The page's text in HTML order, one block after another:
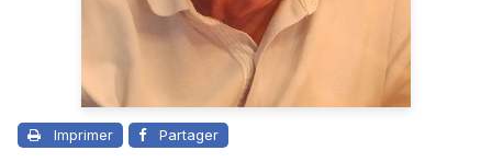
Imprimer Partager